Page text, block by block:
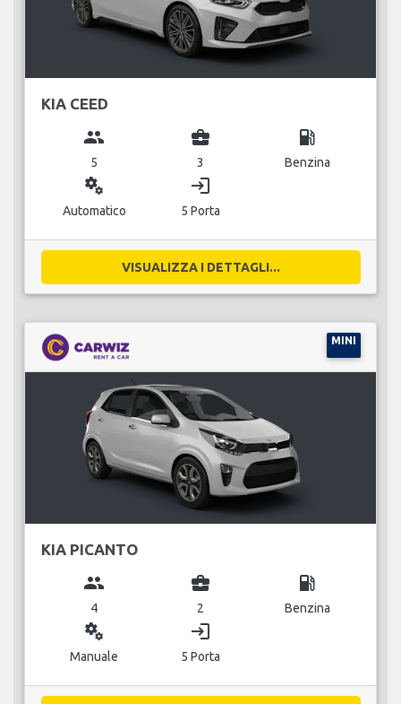
KIA CEED
group
5
business_center
3
local_gas_station
Benzina
miscellaneous_services
Automatico
login
5 Porta
VISUALIZZA I DETTAGLI...
MINI
KIA PICANTO
group
4
business_center
2
local_gas_station
Benzina
miscellaneous_services
Manuale
login
5 Porta